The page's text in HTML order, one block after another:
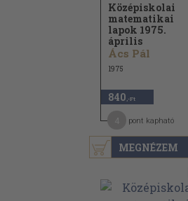
MEGNÉZEM
Középiskolai
matematikai
lapok 1975.
április
Ács Pál
1975
840 ,-Ft
pont kapható